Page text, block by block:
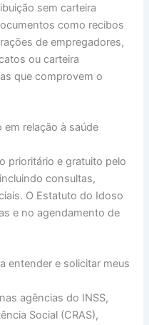
sem carteira
como recibos
de empregadores,
ou carteira
que comprovem o
em relação à saúde
prioritário e gratuito pelo
consultas,
O Estatuto do Idoso
e no agendamento de
entender e solicitar meus
agências do INSS,
Social (CRAS),